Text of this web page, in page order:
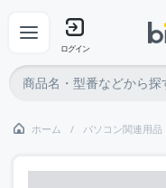
ログイン
ホーム パソコン関連用品